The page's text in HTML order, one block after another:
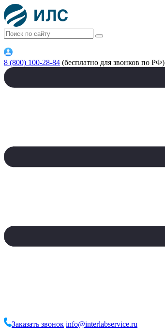
8 (800) 100-28-84 (бесплатно для звонков по РФ)
Заказать звонок info@interlabservice.ru